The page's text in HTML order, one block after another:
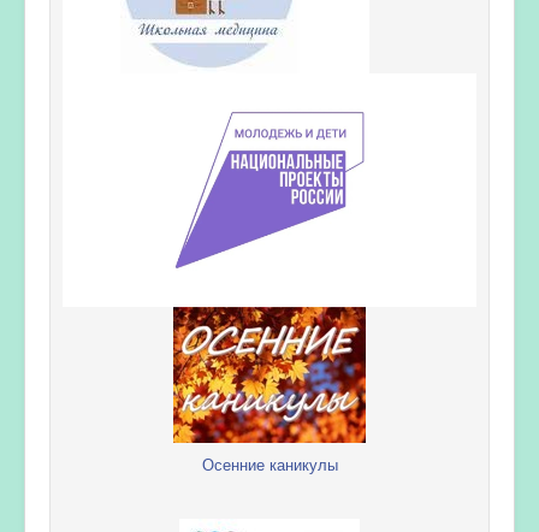
Осенние каникулы